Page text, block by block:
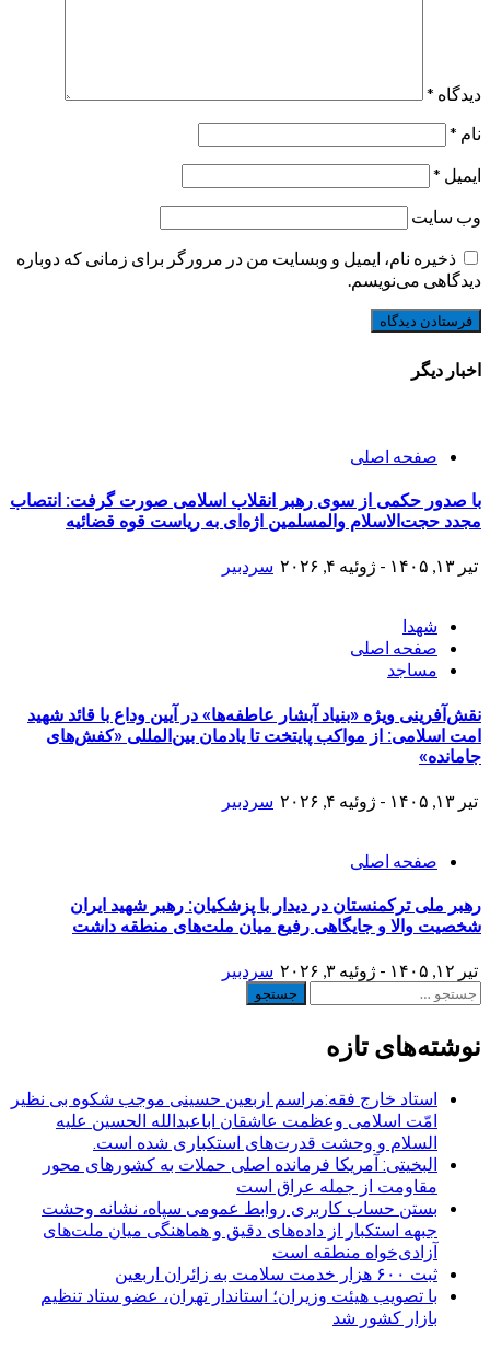
دیدگاه *
نام *
ایمیل *
وب‌ سایت
ذخیره نام، ایمیل و وبسایت من در مرورگر برای زمانی که دوباره
دیدگاهی می‌نویسم.
اخبار دیگر
صفحه اصلی
با صدور حکمی از سوی رهبر انقلاب اسلامی صورت گرفت: انتصاب
مجدد حجت‌الاسلام والمسلمین اژه‌ای به ریاست قوه قضائیه
تیر ۱۳, ۱۴۰۵ - ژوئیه ۴, ۲۰۲۶ سردبیر
شهدا
صفحه اصلی
مساجد
نقش‌آفرینی ویژه «بنیاد آبشار عاطفه‌ها» در آیین وداع با قائد شهید
امت اسلامی: از مواکب پایتخت تا یادمان بین‌المللی «کفش‌های
جامانده»
تیر ۱۳, ۱۴۰۵ - ژوئیه ۴, ۲۰۲۶ سردبیر
صفحه اصلی
رهبر ملی ترکمنستان در دیدار با پزشکیان: رهبر شهید ایران
شخصیت والا و جایگاهی رفیع میان ملت‌های منطقه داشت
تیر ۱۲, ۱۴۰۵ - ژوئیه ۳, ۲۰۲۶
سردبیر
جستجو
نوشته‌های تازه
استاد خارج فقه:مراسم اربعین حسینی موجب شکوه بی نظیر
امّت اسلامی وعظمت عاشقان اباعبدالله الحسین علیه
السلام و وحشت قدرت‌های استکباری شده است.
البخیتی: آمریکا فرمانده اصلی حملات به کشورهای محور
مقاومت از جمله عراق است
بستن حساب کاربری روابط عمومی سپاه، نشانه‌ وحشت
جبهه استکبار از داده‌های دقیق و هماهنگی میان ملت‌های
آزادی‌خواه منطقه است
ثبت ۶۰۰ هزار خدمت سلامت به زائران اربعین
با تصویب هیئت وزیران؛ استاندار تهران، عضو ستاد تنظیم
بازار کشور شد